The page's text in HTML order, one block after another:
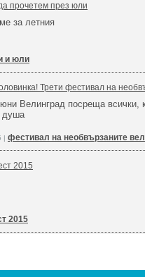
прочетем през юли
за летния
и юли
Трети фестивал на
Велинград посреща всички,
душа
| фестивал на необвързаните
2015
2015